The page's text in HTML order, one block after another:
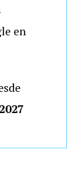
en